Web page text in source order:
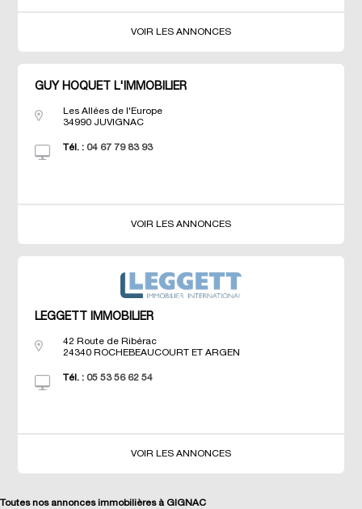
VOIR LES ANNONCES
GUY HOQUET L'IMMOBILIER
Les Allées de l'Europe
34990 JUVIGNAC
Tél. : 04 67 79 83 93
VOIR LES ANNONCES
LEGGETT IMMOBILIER
42 Route de Ribérac
24340 ROCHEBEAUCOURT ET ARGEN
Tél. : 05 53 56 62 54
VOIR LES ANNONCES
Toutes nos annonces immobilières à GIGNAC